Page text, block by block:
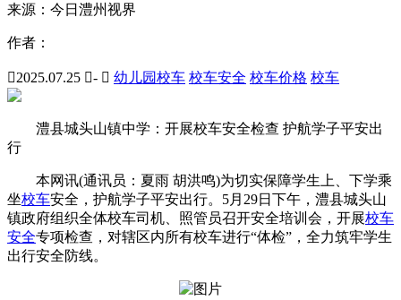
来源： 今日澧州视界
作者：
2025.07.25 -  幼儿园校车 校车安全 校车价格 校车
澧县城头山镇中学：开展校车安全检查 护航学子平安出
行
本网讯(通讯员：夏雨 胡洪鸣)为切实保障学生上、下学乘
坐校车安全，护航学子平安出行。5月29日下午，澧县城头山
镇政府组织全体校车司机、照管员召开安全培训会，开展校车
安全专项检查，对辖区内所有校车进行“体检”，全力筑牢学生
出行安全防线。